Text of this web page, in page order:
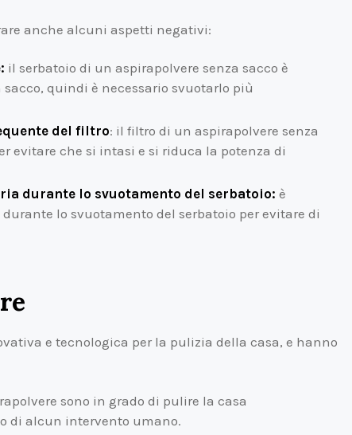
anche alcuni aspetti negativi:
il serbatoio di un aspirapolvere senza sacco è
quindi è necessario svuotarlo più
del filtro: il filtro di un aspirapolvere senza
evitare che si intasi e si riduca la potenza di
durante lo svuotamento del serbatoio: è
lo svuotamento del serbatoio per evitare di
e tecnologica per la pulizia della casa, e hanno
sono in grado di pulire la casa
di alcun intervento umano.